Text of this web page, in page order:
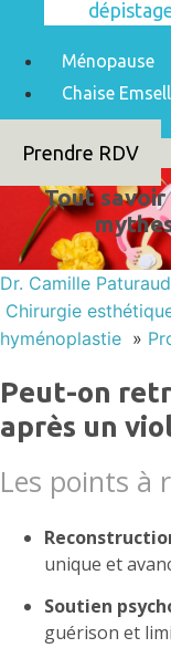
Ménopause
Chaise
Prendre RDV
Tout savoir
Dr. Camille
Chirurgie
hyménoplastie »
Peut-on
après un
Les points à
unique et
Soutien
guérison et